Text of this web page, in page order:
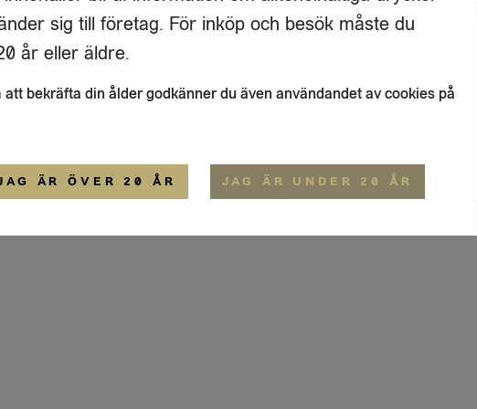
17 A
STOCKHOLM
FLAIVY
OM OSS
ALLMÄNNA VILLKOR
sig till företag. För inköp och besök måste du
år eller äldre.
att bekräfta din ålder godkänner du även användandet av cookies på
ÄR ÖVER 20 ÅR JAG ÄR UNDER 20 ÅR